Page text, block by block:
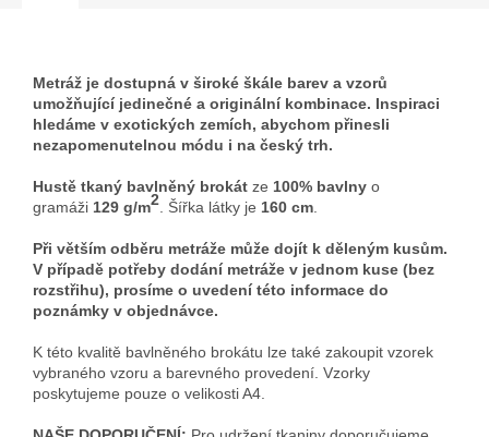
Metráž je dostupná v široké škále barev a vzorů
umožňující jedinečné a originální kombinace. Inspiraci
hledáme v exotických zemích, abychom přinesli
nezapomenutelnou módu i na český trh.
Hustě tkaný bavlněný brokát ze 100% bavlny o
gramáži 129 g/m2. Šířka látky je 160 cm.
Při větším odběru metráže může dojít k děleným kusům.
V případě potřeby dodání metráže v jednom kuse (bez
rozstřihu), prosíme o uvedení této informace do
poznámky v objednávce.
K této kvalitě bavlněného brokátu lze také zakoupit vzorek
vybraného vzoru a barevného provedení. Vzorky
poskytujeme pouze o velikosti A4.